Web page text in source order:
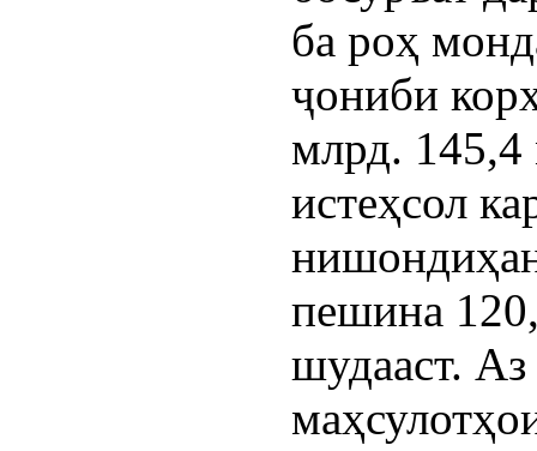
ба роҳ
ҷониби
млрд. 145,4
истеҳсол
пешина
шудааст.